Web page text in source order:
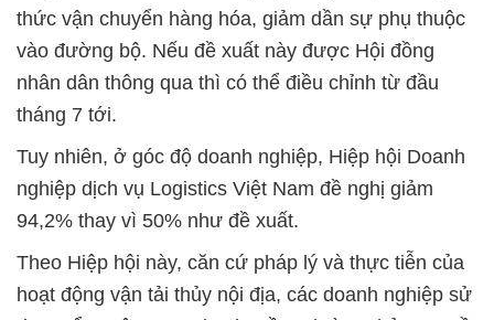
thức vận chuyển hàng hóa, giảm dần sự phụ thuộc
vào đường bộ. Nếu đề xuất này được Hội đồng
nhân dân thông qua thì có thể điều chỉnh từ đầu
tháng 7 tới.
Tuy nhiên, ở góc độ doanh nghiệp, Hiệp hội Doanh
nghiệp dịch vụ Logistics Việt Nam đề nghị giảm
94,2% thay vì 50% như đề xuất.
Theo Hiệp hội này, căn cứ pháp lý và thực tiễn của
hoạt động vận tải thủy nội địa, các doanh nghiệp sử